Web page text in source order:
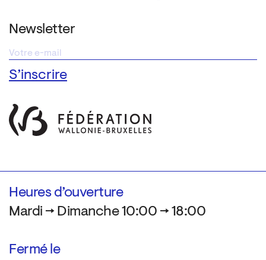
Newsletter
Heures d’ouverture
Mardi → Dimanche 10:00 → 18:00
Fermé le